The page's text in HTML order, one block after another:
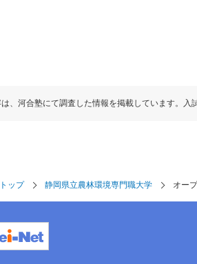
、河合塾にて調査した情報を掲載しています。入
ップ 静岡県立農林環境専門職大学 オー